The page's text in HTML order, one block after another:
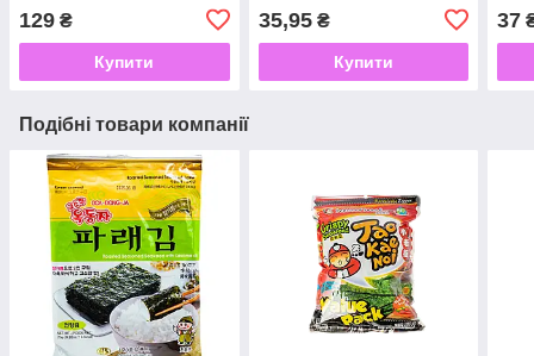
129 ₴
Купити
35,95₴
Купити
37
Подібні товари компанії